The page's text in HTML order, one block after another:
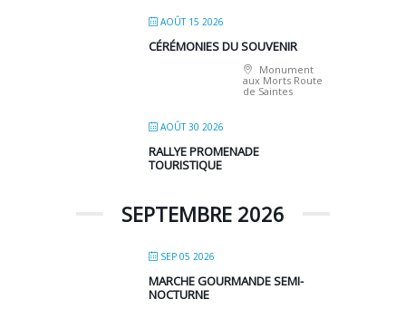
AOÛT 15 2026
CÉRÉMONIES DU SOUVENIR
Monument
aux Morts Route
de Saintes
AOÛT 30 2026
RALLYE PROMENADE
TOURISTIQUE
SEPTEMBRE 2026
SEP 05 2026
MARCHE GOURMANDE SEMI-
NOCTURNE